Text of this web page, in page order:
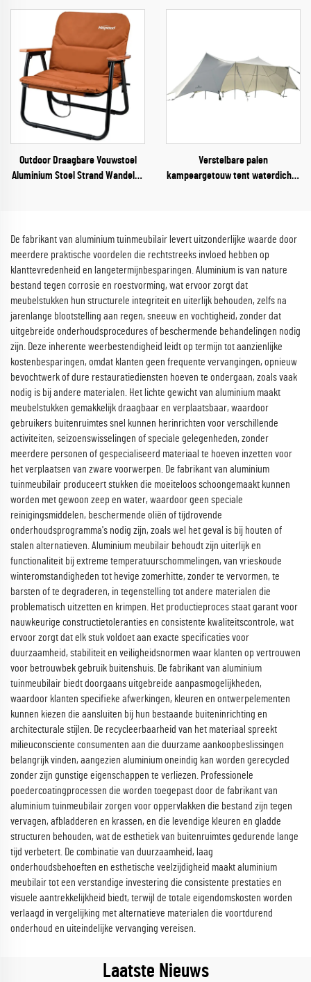
Outdoor Draagbare Vouwstoel
Aluminium Stoel Strand Wandelen
Verstelbare palen
kampeargetouw tent waterdichte
De fabrikant van aluminium tuinmeubilair levert uitzonderlijke waarde door
meerdere praktische voordelen die rechtstreeks invloed hebben op
klanttevredenheid en langetermijnbesparingen. Aluminium is van nature
bestand tegen corrosie en roestvorming, wat ervoor zorgt dat
meubelstukken hun structurele integriteit en uiterlijk behouden, zelfs na
jarenlange blootstelling aan regen, sneeuw en vochtigheid, zonder dat
uitgebreide onderhoudsprocedures of beschermende behandelingen nodig
zijn. Deze inherente weerbestendigheid leidt op termijn tot aanzienlijke
kostenbesparingen, omdat klanten geen frequente vervangingen, opnieuw
bevochtwerk of dure restauratiediensten hoeven te ondergaan, zoals vaak
nodig is bij andere materialen. Het lichte gewicht van aluminium maakt
meubelstukken gemakkelijk draagbaar en verplaatsbaar, waardoor
gebruikers buitenruimtes snel kunnen herinrichten voor verschillende
activiteiten, seizoenswisselingen of speciale gelegenheden, zonder
meerdere personen of gespecialiseerd materiaal te hoeven inzetten voor
het verplaatsen van zware voorwerpen. De fabrikant van aluminium
tuinmeubilair produceert stukken die moeiteloos schoongemaakt kunnen
worden met gewoon zeep en water, waardoor geen speciale
reinigingsmiddelen, beschermende oliën of tijdrovende
onderhoudsprogramma's nodig zijn, zoals wel het geval is bij houten of
stalen alternatieven. Aluminium meubilair behoudt zijn uiterlijk en
functionaliteit bij extreme temperatuurschommelingen, van vrieskoude
winteromstandigheden tot hevige zomerhitte, zonder te vervormen, te
barsten of te degraderen, in tegenstelling tot andere materialen die
problematisch uitzetten en krimpen. Het productieproces staat garant voor
nauwkeurige constructietoleranties en consistente kwaliteitscontrole, wat
ervoor zorgt dat elk stuk voldoet aan exacte specificaties voor
duurzaamheid, stabiliteit en veiligheidsnormen waar klanten op vertrouwen
voor betrouwbek gebruik buitenshuis. De fabrikant van aluminium
tuinmeubilair biedt doorgaans uitgebreide aanpasmogelijkheden,
waardoor klanten specifieke afwerkingen, kleuren en ontwerpelementen
kunnen kiezen die aansluiten bij hun bestaande buiteninrichting en
architecturale stijlen. De recycleerbaarheid van het materiaal spreekt
milieuconsciente consumenten aan die duurzame aankoopbeslissingen
belangrijk vinden, aangezien aluminium oneindig kan worden gerecycled
zonder zijn gunstige eigenschappen te verliezen. Professionele
poedercoatingprocessen die worden toegepast door de fabrikant van
aluminium tuinmeubilair zorgen voor oppervlakken die bestand zijn tegen
vervagen, afbladderen en krassen, en die levendige kleuren en gladde
structuren behouden, wat de esthetiek van buitenruimtes gedurende lange
tijd verbetert. De combinatie van duurzaamheid, laag
onderhoudsbehoeften en esthetische veelzijdigheid maakt aluminium
meubilair tot een verstandige investering die consistente prestaties en
visuele aantrekkelijkheid biedt, terwijl de totale eigendomskosten worden
verlaagd in vergelijking met alternatieve materialen die voortdurend
onderhoud en uiteindelijke vervanging vereisen.
Laatste Nieuws